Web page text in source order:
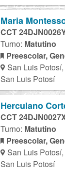
Maria
CCT
Turno: Matutino
Preescolar,
San Luis
San Luis Potosí
Herculano
CCT
Turno: Matutino
Preescolar,
San Luis
San Luis Potosí